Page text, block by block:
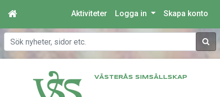
Aktiviteter Logga in Skapa konto
Sök
VÄSTERÅS SIMSÄLLSKAP